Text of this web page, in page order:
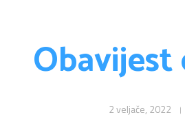
2 veljače, 2022